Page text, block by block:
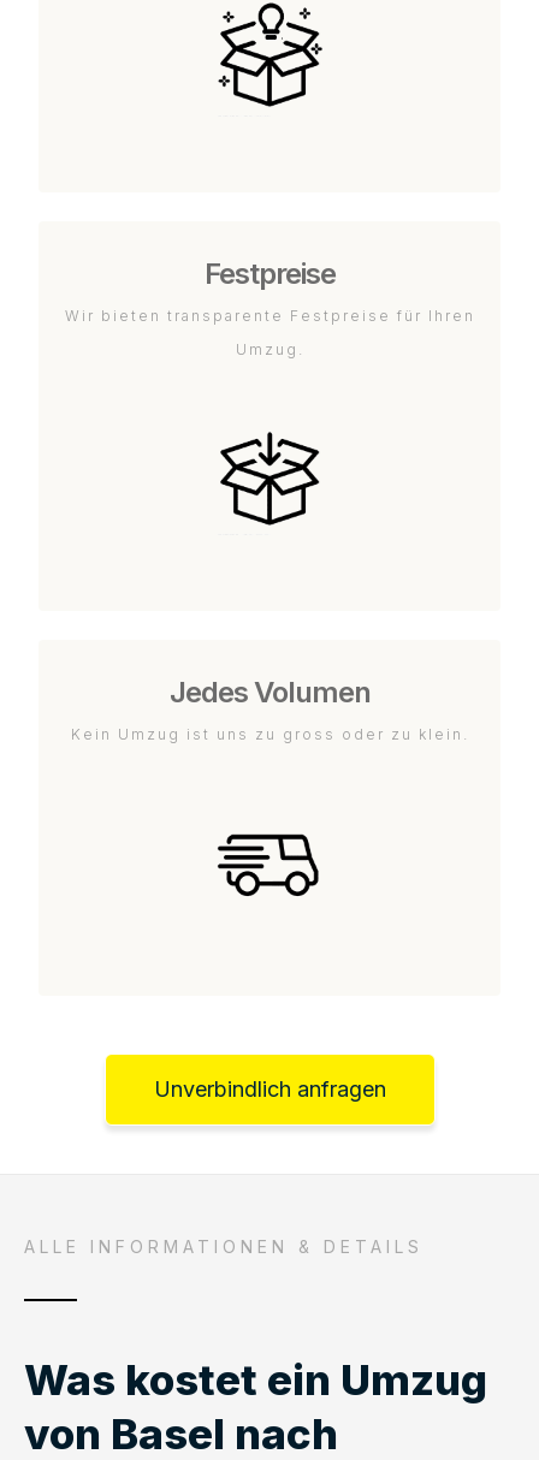
Festpreise
Wir bieten transparente Festpreise für Ihren
Umzug.
Jedes Volumen
Kein Umzug ist uns zu gross oder zu klein.
Unverbindlich anfragen
ALLE INFORMATIONEN & DETAILS
Was kostet ein Umzug
von Basel nach